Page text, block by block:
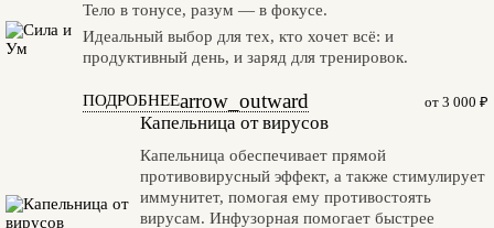
Тело в тонусе, разум — в фокусе.
Идеальный выбор для тех, кто хочет всё: и
продуктивный день, и заряд для тренировок.
ПОДРОБНЕЕarrow_outward от 3 000 ₽
Капельница от вирусов
Капельница обеспечивает прямой
противовирусный эффект, а также стимулирует
иммунитет, помогая ему противостоять
вирусам. Инфузорная помогает быстрее